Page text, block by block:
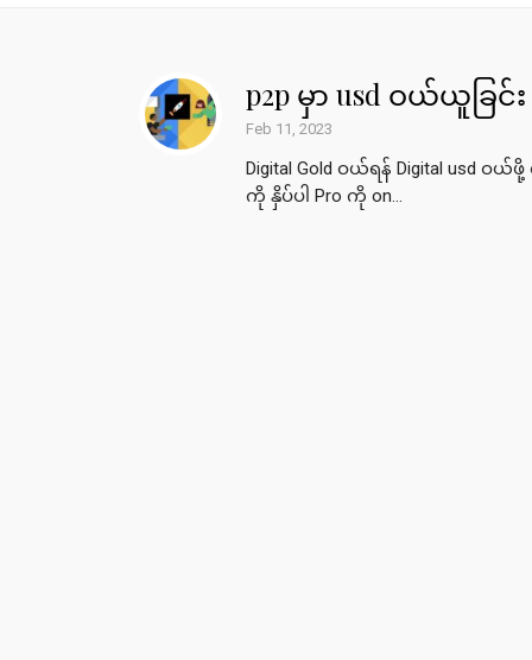
p2p မှာ usd ဝယ်ယူခြင်း
Feb 11, 2023
Digital Gold ဝယ်ရန် Digital usd ဝ
ကို နှိပ်ပါ Pro ကို on...